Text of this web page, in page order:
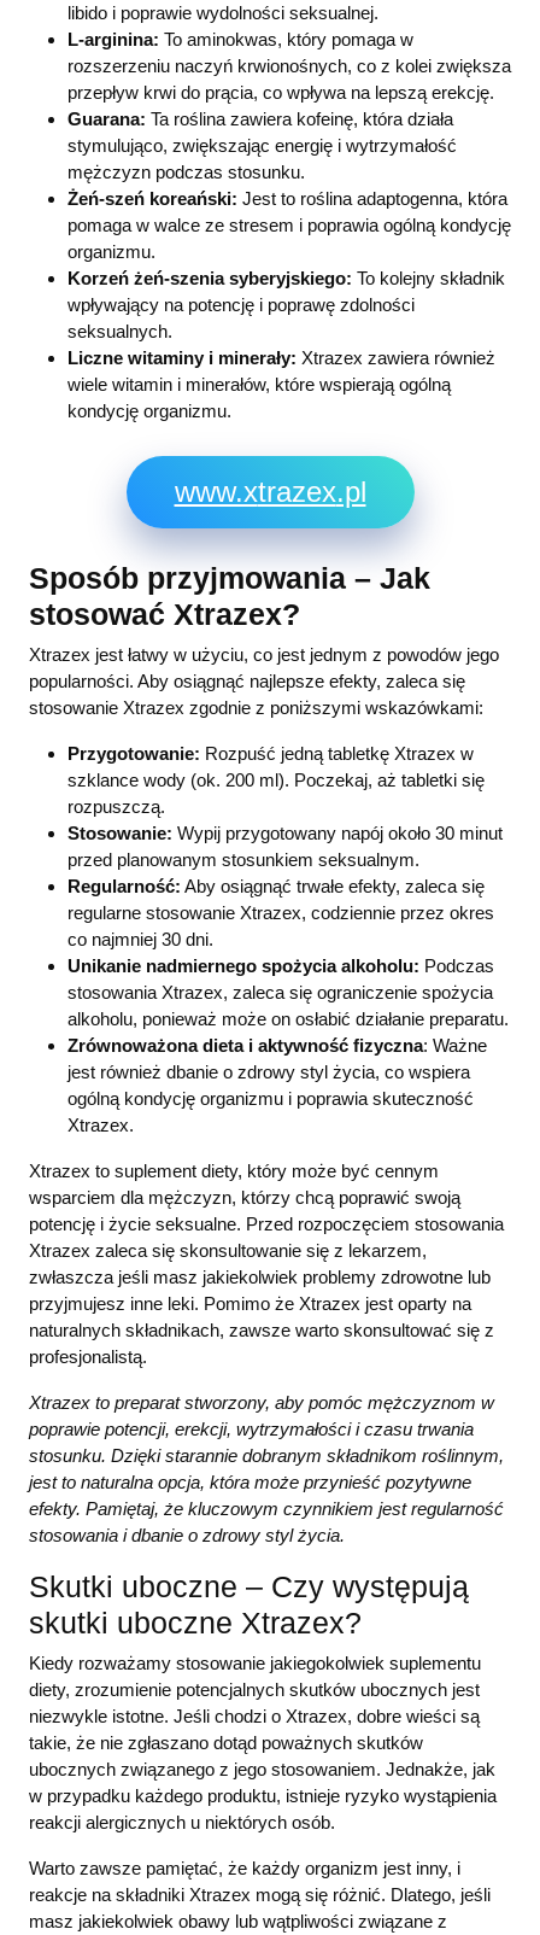
libido i poprawie wydolności seksualnej.
L-arginina: To aminokwas, który pomaga w
rozszerzeniu naczyń krwionośnych, co z kolei zwiększa
przepływ krwi do prącia, co wpływa na lepszą erekcję.
Guarana: Ta roślina zawiera kofeinę, która działa
stymulująco, zwiększając energię i wytrzymałość
mężczyzn podczas stosunku.
Żeń-szeń koreański: Jest to roślina adaptogenna, która
pomaga w walce ze stresem i poprawia ogólną kondycję
organizmu.
Korzeń żeń-szenia syberyjskiego: To kolejny składnik
wpływający na potencję i poprawę zdolności
seksualnych.
Liczne witaminy i minerały: Xtrazex zawiera również
wiele witamin i minerałów, które wspierają ogólną
kondycję organizmu.
www.xtrazex.pl
Sposób przyjmowania – Jak
stosować Xtrazex?
Xtrazex jest łatwy w użyciu, co jest jednym z powodów jego
popularności. Aby osiągnąć najlepsze efekty, zaleca się
stosowanie Xtrazex zgodnie z poniższymi wskazówkami:
Przygotowanie: Rozpuść jedną tabletkę Xtrazex w
szklance wody (ok. 200 ml). Poczekaj, aż tabletki się
rozpuszczą.
Stosowanie: Wypij przygotowany napój około 30 minut
przed planowanym stosunkiem seksualnym.
Regularność: Aby osiągnąć trwałe efekty, zaleca się
regularne stosowanie Xtrazex, codziennie przez okres
co najmniej 30 dni.
Unikanie nadmiernego spożycia alkoholu: Podczas
stosowania Xtrazex, zaleca się ograniczenie spożycia
alkoholu, ponieważ może on osłabić działanie preparatu.
Zrównoważona dieta i aktywność fizyczna: Ważne
jest również dbanie o zdrowy styl życia, co wspiera
ogólną kondycję organizmu i poprawia skuteczność
Xtrazex.
Xtrazex to suplement diety, który może być cennym
wsparciem dla mężczyzn, którzy chcą poprawić swoją
potencję i życie seksualne. Przed rozpoczęciem stosowania
Xtrazex zaleca się skonsultowanie się z lekarzem,
zwłaszcza jeśli masz jakiekolwiek problemy zdrowotne lub
przyjmujesz inne leki. Pomimo że Xtrazex jest oparty na
naturalnych składnikach, zawsze warto skonsultować się z
profesjonalistą.
Xtrazex to preparat stworzony, aby pomóc mężczyznom w
poprawie potencji, erekcji, wytrzymałości i czasu trwania
stosunku. Dzięki starannie dobranym składnikom roślinnym,
jest to naturalna opcja, która może przynieść pozytywne
efekty. Pamiętaj, że kluczowym czynnikiem jest regularność
stosowania i dbanie o zdrowy styl życia.
Skutki uboczne – Czy występują
skutki uboczne Xtrazex?
Kiedy rozważamy stosowanie jakiegokolwiek suplementu
diety, zrozumienie potencjalnych skutków ubocznych jest
niezwykle istotne. Jeśli chodzi o Xtrazex, dobre wieści są
takie, że nie zgłaszano dotąd poważnych skutków
ubocznych związanego z jego stosowaniem. Jednakże, jak
w przypadku każdego produktu, istnieje ryzyko wystąpienia
reakcji alergicznych u niektórych osób.
Warto zawsze pamiętać, że każdy organizm jest inny, i
reakcje na składniki Xtrazex mogą się różnić. Dlatego, jeśli
masz jakiekolwiek obawy lub wątpliwości związane z